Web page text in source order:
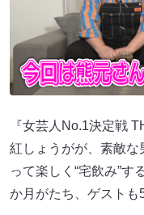
『女芸人No.1決定戦
紅しょうがが、素敵
って楽しく“宅飲み”
か月がたち、ゲストも